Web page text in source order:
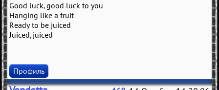
Good luck, good luck to you
Hanging like a fruit
Ready to be juiced
Juiced, juiced
Профиль